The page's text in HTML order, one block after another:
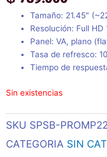
Tamaño: 21.45″
Resolución: Full HD
Panel: VA, plano
Tasa de refresco:
Tiempo de
Sin existencias
SKU SPSB-
CATEGORIA SIN